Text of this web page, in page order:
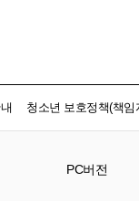
청소년 보호정책(책임
PC버전